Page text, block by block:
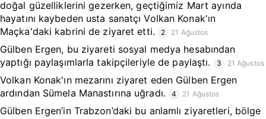
doğal güzelliklerini gezerken, geçtiğimiz Mart ayında
hayatını kaybeden usta sanatçı Volkan Konak'ın
Maçka'daki kabrini de ziyaret etti.
2 21 Ağustos
Gülben Ergen, bu ziyareti sosyal medya hesabından
yaptığı paylaşımlarla takipçileriyle de paylaştı.
3 21 Ağustos
Volkan Konak'ın mezarını ziyaret eden Gülben Ergen
ardından Sümela Manastırına uğradı.
4 21 Ağustos
Gülben Ergen’in Trabzon’daki bu anlamlı ziyaretleri, bölge